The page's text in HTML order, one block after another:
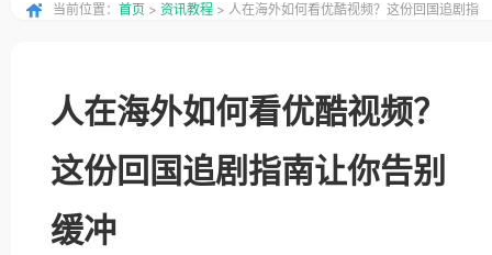
当前位置： 首页 > 资讯教程 > 人在海外如何看优酷视频？这份回国追剧指
人在海外如何看优酷视频？
这份回国追剧指南让你告别
缓冲